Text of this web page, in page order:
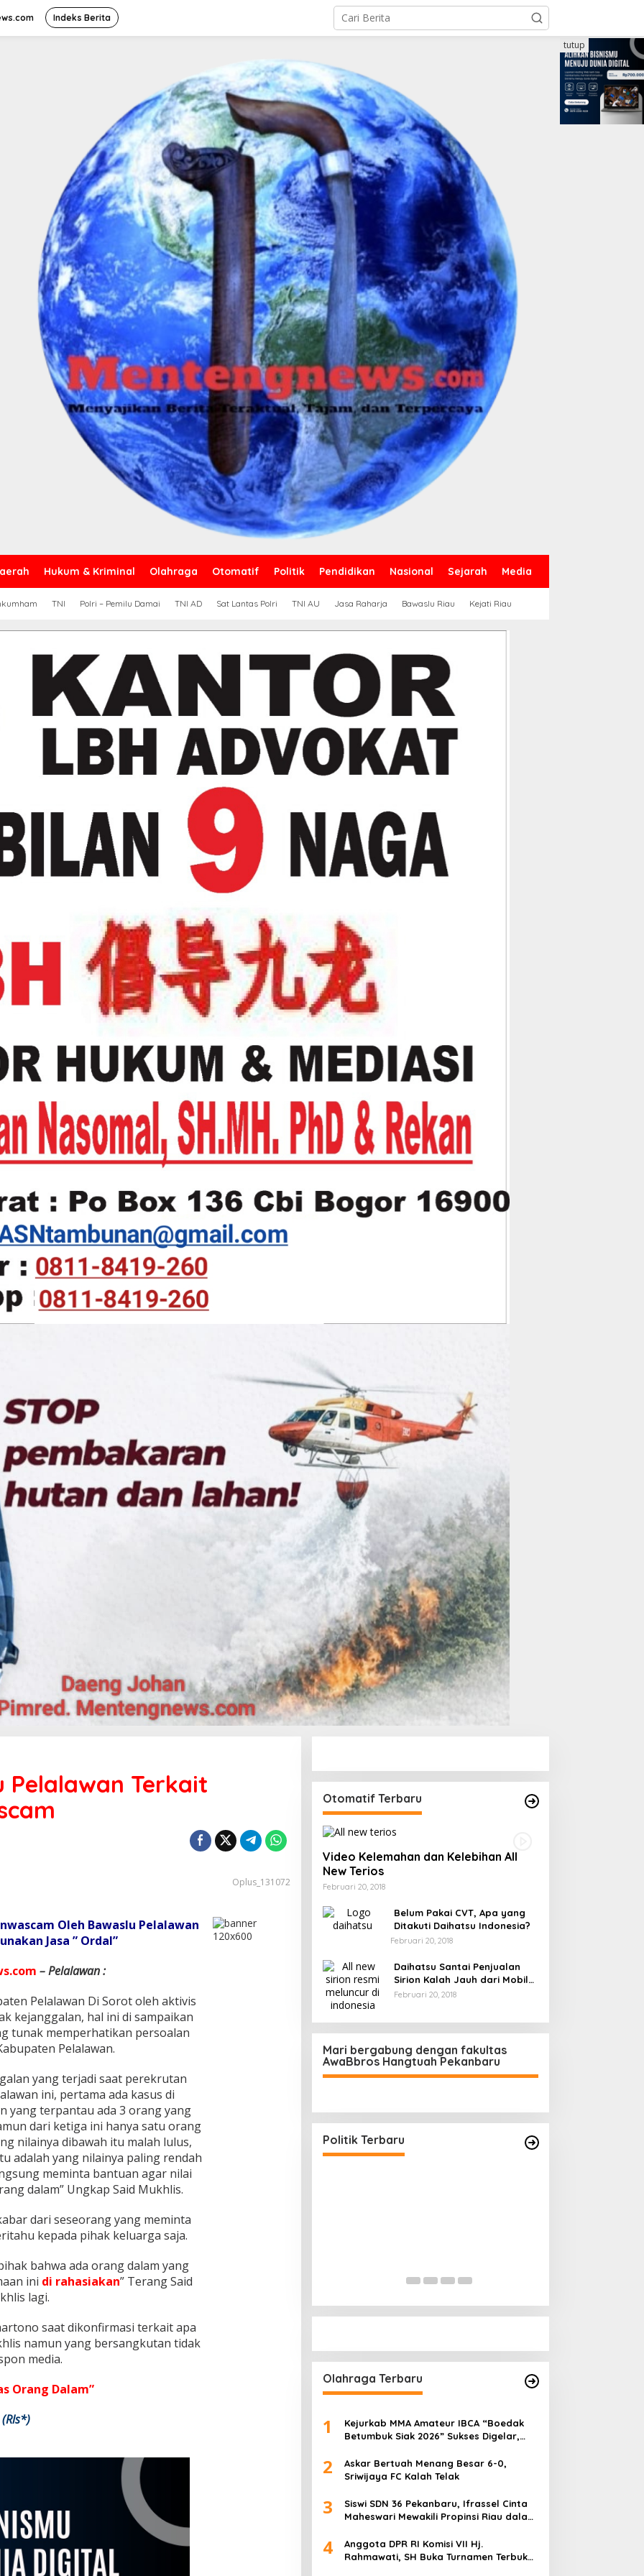
Indeks Berita
Hukum & Kriminal Olahraga Otomatif Politik Pendidikan Nasional Sejarah Media
TNI Polri – Pemilu Damai TNI AD Sat Lantas Polri TNI AU Jasa Raharja Bawaslu Riau Kejati Riau
tutup
Pelalawan Terkait
Oplus_131072
Oleh Bawaslu Pelalawan
Jasa ” Ordal”
– Pelalawan :
Pelalawan Di Sorot oleh aktivis
kejanggalan, hal ini di sampaikan
tunak memperhatikan persoalan
Pelalawan.
yang terjadi saat perekrutan
ini, pertama ada kasus di
yang terpantau ada 3 orang yang
dari ketiga ini hanya satu orang
nilainya dibawah itu malah lulus,
adalah yang nilainya paling rendah
meminta bantuan agar nilai
dalam” Ungkap Said Mukhlis.
dari seseorang yang meminta
kepada pihak keluarga saja.
bahwa ada orang dalam yang
ini di rahasiakan” Terang Said
lagi.
saat dikonfirmasi terkait apa
namun yang bersangkutan tidak
media.
Orang Dalam”
(Rls*)
Otomatif Terbaru
Video Kelemahan dan Kelebihan All
New Terios
Februari 20, 2018
Belum Pakai CVT, Apa yang
Ditakuti Daihatsu Indonesia?
Februari 20, 2018
Daihatsu Santai Penjualan
Sirion Kalah Jauh dari Mobil
LCGC
Februari 20, 2018
Mari bergabung dengan fakultas
AwaBbros Hangtuah Pekanbaru
Politik Terbaru
Kegaduhan Yang Membuat
Sejumlah Tokoh Semakin Santer
Menjadi Buah Bibir Masyarakat
Di Politik Mei 6, 2026
Personel, Tegaskan Komitmen
Bersih Narkoba
Di Politik, Polri | Februari 23, 2026
Olahraga Terbaru
1
Kejurkab MMA Amateur IBCA “Boedak
Betumbuk Siak 2026” Sukses Digelar,
2
Askar Bertuah Menang Besar 6-0,
Sriwijaya FC Kalah Telak
3
Siswi SDN 36 Pekanbaru, Ifrassel Cinta
Maheswari Mewakili Propinsi Riau dalam
Senam Putri
4
Anggota DPR RI Komisi VII Hj.
Rahmawati, SH Buka Turnamen Terbuka